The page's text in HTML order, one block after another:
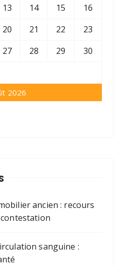
2026
13 14 15
16
20 21 22
23
27 28 29
30
ancien : recours
sanguine :